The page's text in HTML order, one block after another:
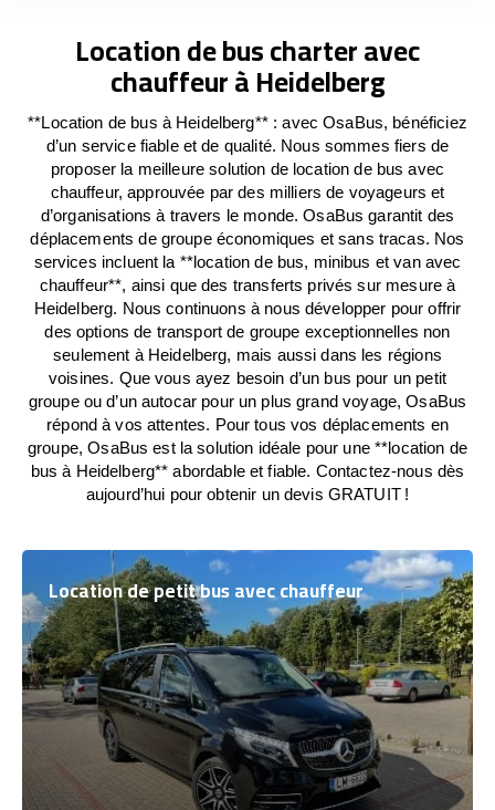
Location de bus charter avec
chauffeur à Heidelberg
**Location de bus à Heidelberg** : avec OsaBus, bénéficiez
d’un service fiable et de qualité. Nous sommes fiers de
proposer la meilleure solution de location de bus avec
chauffeur, approuvée par des milliers de voyageurs et
d’organisations à travers le monde. OsaBus garantit des
déplacements de groupe économiques et sans tracas. Nos
services incluent la **location de bus, minibus et van avec
chauffeur**, ainsi que des transferts privés sur mesure à
Heidelberg. Nous continuons à nous développer pour offrir
des options de transport de groupe exceptionnelles non
seulement à Heidelberg, mais aussi dans les régions
voisines. Que vous ayez besoin d’un bus pour un petit
groupe ou d’un autocar pour un plus grand voyage, OsaBus
répond à vos attentes. Pour tous vos déplacements en
groupe, OsaBus est la solution idéale pour une **location de
bus à Heidelberg** abordable et fiable. Contactez-nous dès
aujourd’hui pour obtenir un devis GRATUIT !
Location de petit bus avec chauffeur